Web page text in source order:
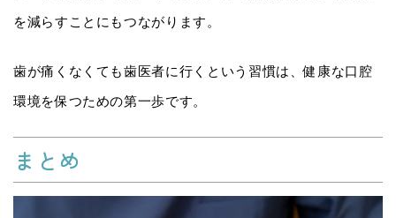
を減らすことにもつながります。
歯が痛くなくても歯医者に行くという習慣は、健康な口腔
環境を保つための第一歩です。
まとめ